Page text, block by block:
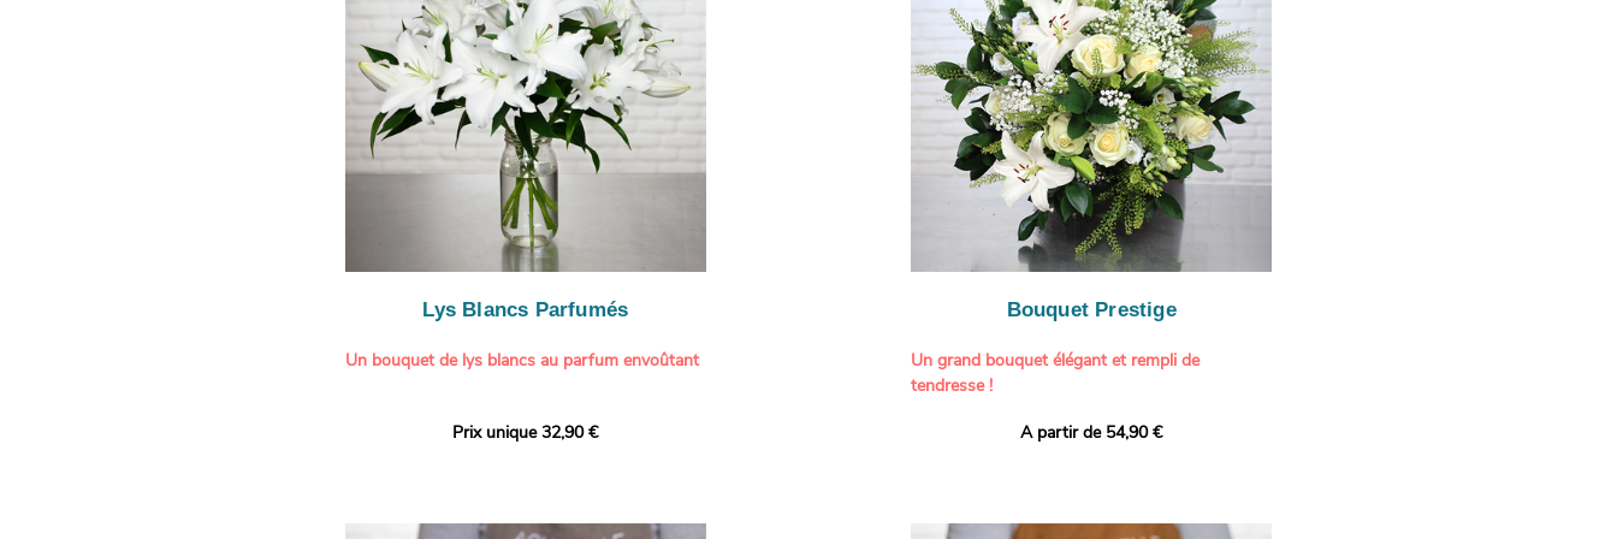
- Gâter un proche pour son anniversaire
- Célébrer une occasion spéciale
- Faire plaisir à un amateur d'art et de peinture
- Exprimer une atmosphère méditerranéenne et
colorée dans votre intérieur.
Tableau : Paul Signac,Vue de Saint-Tropez,
coucher de soleil au bois de pins, 1888
Crédits photo :classicpaintings / Alamy Stock
particulière à un proche.
Il contient :
- Des hortensias colorés (les couleurs peuvent
varier selon l’arrivage)
- Des fleurs à grosse tête, au charme intemporel
À offrir pour :
- Célébrer un anniversaire
- Remercier avec panache
- Apporter une touche florale à une maison de
Lys Blancs Parfumés
Un bouquet de lys blancs au parfum envoûtant
élégante composition de lys blancs signée
Prix unique 32,90 €
Bouquet Prestige
Un grand bouquet élégant et rempli de
tendresse !
Offrez un instant de douceur avec ce bouquet
A partir de 54,90 €